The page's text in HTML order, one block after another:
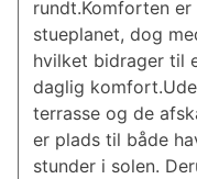
rundt.Komforten
stueplanet, dog
hvilket bidrager til
daglig
terrasse og de
er plads til både
stunder i solen.